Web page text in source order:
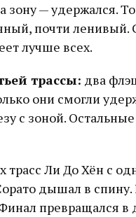
зону — удержался.
почти ленивый.
лучше всех.
трассы: два
они смогли
с зоной.
трасс Ли До Хён с
дышал в
превращался в